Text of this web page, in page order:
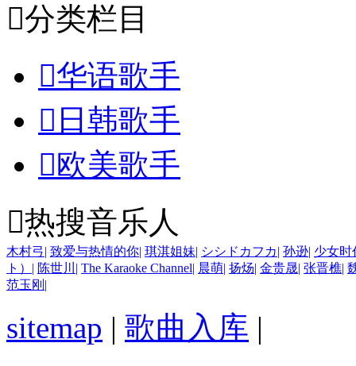
分类栏目
华语歌手
 日韩歌手
欧美歌手
热搜音乐人
木村弓| 致爱与热情的你| 琪淇姐妹| シシドカフカ| 孙逊| 少女时
ト） | 陈世川 | The Karaoke Channel| 晨萌| 扬炀| 金贵晟| 张晋樵|
范玉刚 |
sitemap | 歌曲入库 |